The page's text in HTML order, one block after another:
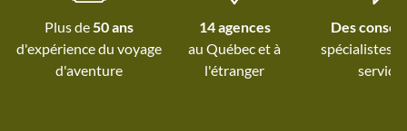
Plus de50 ans
d'expérience du voyage
d'aventure
14 agences
au Québec età
l'étranger
Des
spécialistes
service